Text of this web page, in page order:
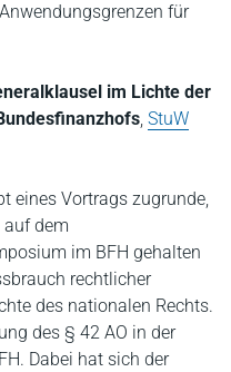
für
im Lichte der
, StuW
eines Vortrags zugrunde,
auf dem
im BFH gehalten
rechtlicher
des nationalen Rechts.
des § 42 AO in der
Dabei hat sich der